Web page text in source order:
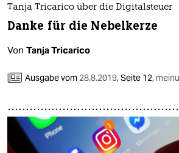
Tanja Tricarico über die Digitalsteuer
Danke für die Nebelkerze
Von Tanja Tricarico
Ausgabe vom 28.8.2019,Seite 12,